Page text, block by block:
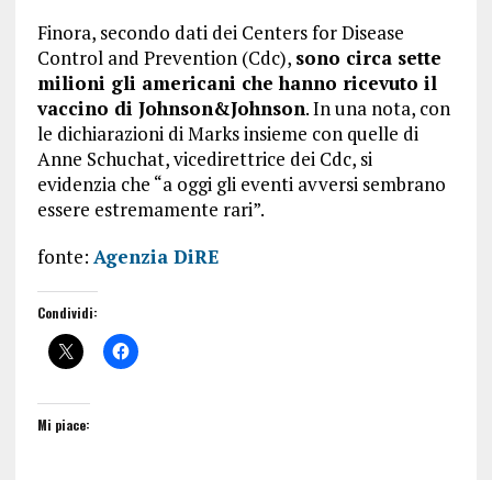
Finora, secondo dati dei Centers for Disease
Control and Prevention (Cdc), sono circa sette
milioni gli americani che hanno ricevuto il
vaccino di Johnson&Johnson. In una nota, con
le dichiarazioni di Marks insieme con quelle di
Anne Schuchat, vicedirettrice dei Cdc, si
evidenzia che “a oggi gli eventi avversi sembrano
essere estremamente rari”.
fonte: Agenzia DiRE
Condividi:
Mi piace: